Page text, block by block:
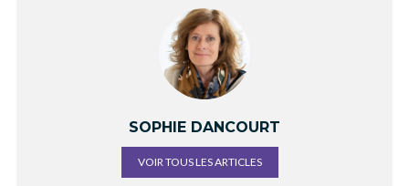
SOPHIE DANCOURT
VOIR TOUS LES ARTICLES